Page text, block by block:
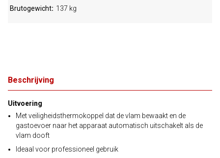
Beschrijving
Uitvoering
Met veiligheidsthermokoppel dat de vlam bewaakt en de
gastoevoer naar het apparaat automatisch uitschakelt als de
vlam dooft
Ideaal voor professioneel gebruik
Brutogewicht 137 kg